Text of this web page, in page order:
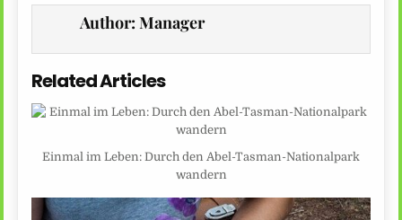
Author:Manager
Related Articles
Einmal im Leben: Durch den Abel-Tasman-Nationalpark
wandern